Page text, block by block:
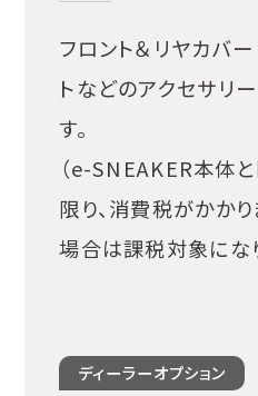
フロント＆リヤカバー
トなどのアクセサリ
す。
（e-SNEAKER本体
限り、消費税がかか
場合は課税対象にな
ディーラーオプション